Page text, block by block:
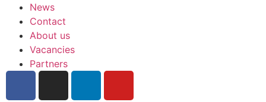
News
Contact
About us
Vacancies
Partners